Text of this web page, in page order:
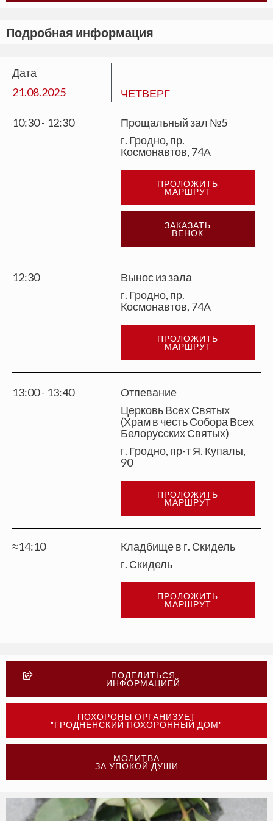
Подробная информация
Дата
21.08.2025
ЧЕТВЕРГ
10:30 - 12:30
Прощальный зал №5
г. Гродно, пр.
Космонавтов, 74А
ПРОЛОЖИТЬ
МАРШРУТ
ЗАКАЗАТЬ
ВЕНОК
12:30
Вынос из зала
г. Гродно, пр.
Космонавтов, 74А
ПРОЛОЖИТЬ
МАРШРУТ
13:00 - 13:40
Отпевание
Церковь Всех Святых
(Храм в честь Собора Всех
Белорусских Святых)
г. Гродно, пр-т Я. Купалы,
90
ПРОЛОЖИТЬ
МАРШРУТ
≈14:10
Кладбище в г. Скидель
г. Скидель
ПРОЛОЖИТЬ
МАРШРУТ
ПОДЕЛИТЬСЯ
ИНФОРМАЦИЕЙ
ПОХОРОНЫ ОРГАНИЗУЕТ
"ГРОДНЕНСКИЙ ПОХОРОННЫЙ ДОМ"
МОЛИТВА
ЗА УПОКОЙ ДУШИ